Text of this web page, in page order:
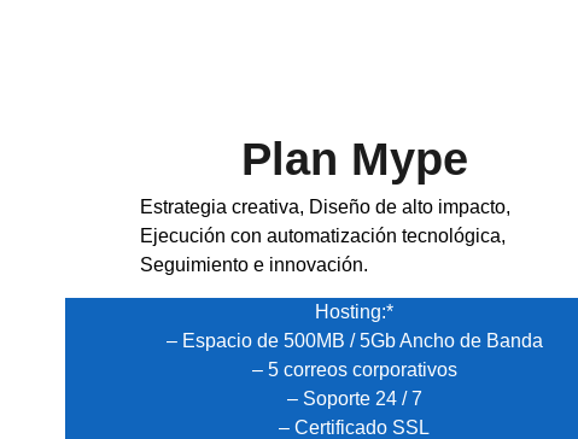
Plan Mype
Estrategia creativa, Diseño de alto impacto,
Ejecución con automatización tecnológica,
Seguimiento e innovación.
Hosting:*
– Espacio de 500MB / 5Gb Ancho de Banda
– 5 correos corporativos
– Soporte 24 / 7
– Certificado SSL